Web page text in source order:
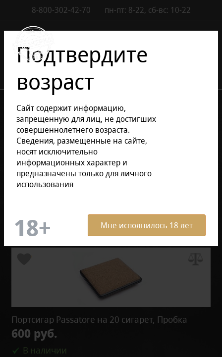
8-800-302-42-70 пн-пт: 8-22, сб-вс: 10-22
Портсигары Passatore
Уточнить раздел
Подтвердите
возраст
Сайт содержит информацию,
запрещенную для лиц, не достигших
совершеннолетнего возраста.
Сведения, размещенные на сайте,
носят исключительно
информационных характер и
предназначены только для личного
использования
Мне исполнилось 18 лет
Портсигары Passatore
По умолчанию
Портсигар Passatore на 20 сигарет, Пробка
600 руб.
В наличии